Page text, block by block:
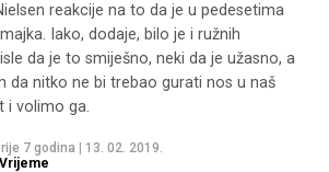
reakcije na to da je u pedesetima
Iako, dodaje, bilo je i ružnih
da je to smiješno, neki da je užasno, a
da nitko ne bi trebao gurati nos u naš
i volimo ga.
7 godina
13. 02. 2019.